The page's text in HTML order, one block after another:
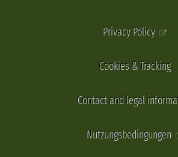
Privacy Policy
Cookies & Tracking
Contact and legal
Nutzungsbedingungen